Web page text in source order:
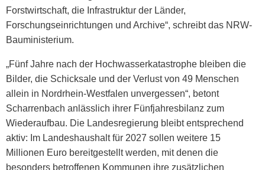
Forstwirtschaft, die Infrastruktur der Länder,
Forschungseinrichtungen und Archive“, schreibt das NRW-
Bauministerium.
„Fünf Jahre nach der Hochwasserkatastrophe bleiben die
Bilder, die Schicksale und der Verlust von 49 Menschen
allein in Nordrhein-Westfalen unvergessen“, betont
Scharrenbach anlässlich ihrer Fünfjahresbilanz zum
Wiederaufbau. Die Landesregierung bleibt entsprechend
aktiv: Im Landeshaushalt für 2027 sollen weitere 15
Millionen Euro bereitgestellt werden, mit denen die
besonders betroffenen Kommunen ihre zusätzlichen